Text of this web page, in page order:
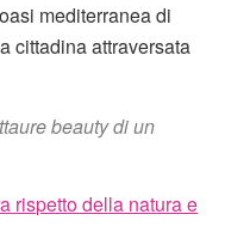
mediterranea di
cittadina attraversata
beauty di un
rispetto della natura e